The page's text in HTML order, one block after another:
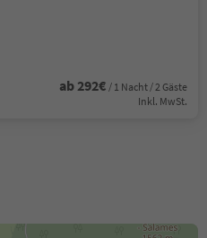
ab 292€ / 1 Nacht / 2 Gäste
Inkl. MwSt.